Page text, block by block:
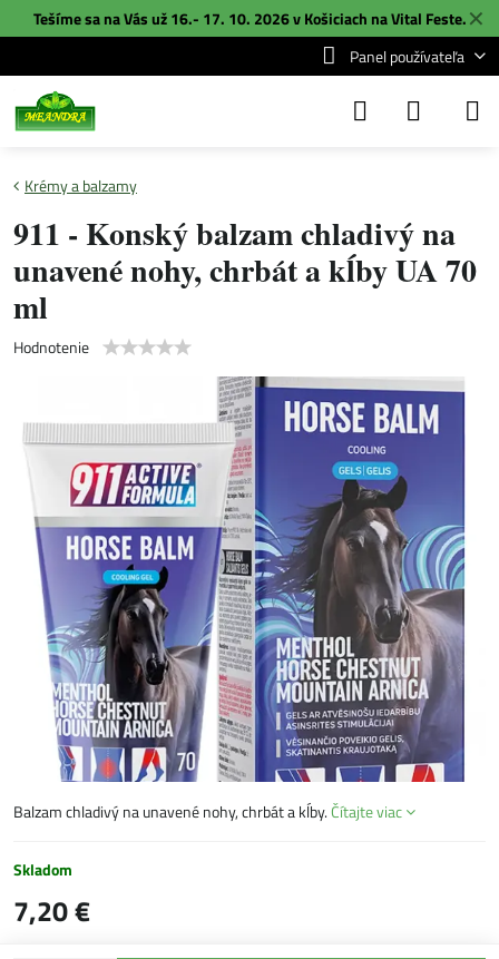
✕
Tešíme sa na Vás už 16.- 17. 10. 2026 v Košiciach naVital Feste.
Panel používateľa
Krémy a balzamy
911 - Konský balzam chladivý na
unavené nohy, chrbát a kĺby UA 70
ml
Hodnotenie
Balzam chladivý na unavené nohy, chrbát a kĺby.Čítajte viac
Skladom
7,20 €